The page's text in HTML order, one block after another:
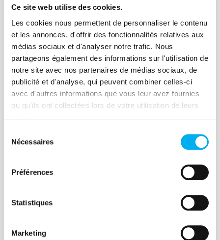
Ce site web utilise des cookies.
Les cookies nous permettent de personnaliser le contenu
et les annonces, d'offrir des fonctionnalités relatives aux
médias sociaux et d'analyser notre trafic. Nous
partageons également des informations sur l'utilisation de
notre site avec nos partenaires de médias sociaux, de
publicité et d'analyse, qui peuvent combiner celles-ci
avec d'autres informations que vous leur avez fournies
ou qu'ils ont collectées lors de votre utilisation de leurs
Nécessaires
Préférences
Statistiques
Marketing
architects of the Covid Resilience Index
of Ellisphere.
Article
After the crisis, how can credit
risk be managed?
04 janvier 2021 Risk management
concerns of credit managers, currently
of the Covid crisis.